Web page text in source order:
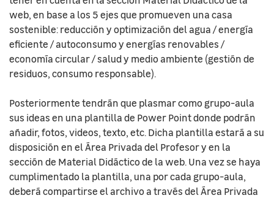
web, en base a los 5 ejes que promueven una casa
sostenible: reducción y optimización del agua / energía
eficiente / autoconsumo y energías renovables /
economía circular / salud y medio ambiente (gestión de
residuos, consumo responsable).
Posteriormente tendrán que plasmar como grupo-aula
sus ideas en una plantilla de Power Point donde podrán
añadir, fotos, videos, texto, etc. Dicha plantilla estará a su
disposición en el Área Privada del Profesor y en la
sección de Material Didáctico de la web. Una vez se haya
cumplimentado la plantilla, una por cada grupo-aula,
deberá compartirse el archivo a través del Área Privada